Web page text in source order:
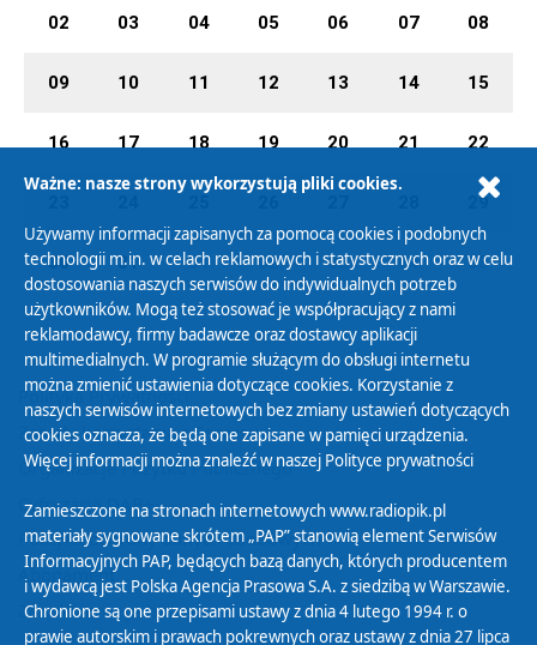
02 03 04 05 06 07 08
09 10 11 12 13 14 15
16 17 18 19 20 21 22
29
30 31 01 02 03 04 05
Polityka Prywatności
Zasady korzystania z Serwisu
Organizacje Pożytku Publicznego
Cyfryzacja DAB+
Polityka ochrony danych osobowych
Abonament
Zamówienia publiczne
Ważne: nasze strony wykorzystują pliki cookies.
Używamy informacji zapisanych za pomocą cookies i podobnych
technologii m.in. w celach reklamowych i statystycznych oraz w celu
dostosowania naszych serwisów do indywidualnych potrzeb
użytkowników. Mogą też stosować je współpracujący z nami
reklamodawcy, firmy badawcze oraz dostawcy aplikacji
multimedialnych. W programie służącym do obsługi internetu
można zmienić ustawienia dotyczące cookies. Korzystanie z
naszych serwisów internetowych bez zmiany ustawień dotyczących
cookies oznacza, że będą one zapisane w pamięci urządzenia.
Więcej informacji można znaleźć w naszej Polityce prywatności
Zamieszczone na stronach internetowych www.radiopik.pl
materiały sygnowane skrótem „PAP” stanowią element Serwisów
Informacyjnych PAP, będących bazą danych, których producentem
i wydawcą jest Polska Agencja Prasowa S.A. z siedzibą w Warszawie.
Chronione są one przepisami ustawy z dnia 4 lutego 1994 r. o
prawie autorskim i prawach pokrewnych oraz ustawy z dnia 27 lipca